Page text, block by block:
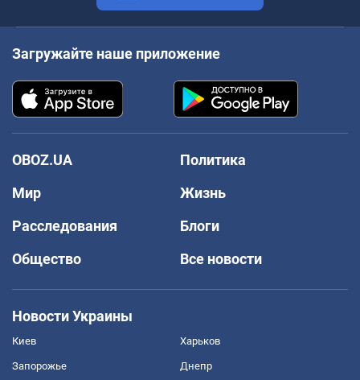
Загружайте наше приложение
OBOZ.UA
Политика
Мир
Жизнь
Расследования
Блоги
Общество
Все новости
Новости Украины
Киев Харьков
Запорожье Днепр